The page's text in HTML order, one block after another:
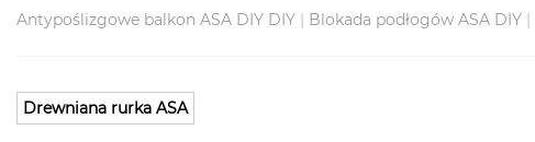
Antypoślizgowe balkon ASA DIY DIY | Blokada podłogów ASA DIY |
Drewniana rurka ASA